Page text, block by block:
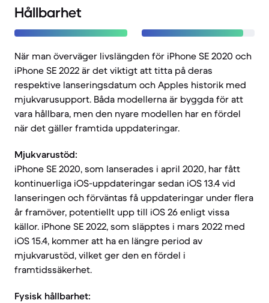
Hållbarhet
När man överväger livslängden för iPhone SE 2020 och
iPhone SE 2022 är det viktigt att titta på deras
respektive lanseringsdatum och Apples historik med
mjukvarusupport. Båda modellerna är byggda för att
vara hållbara, men den nyare modellen har en fördel
när det gäller framtida uppdateringar.
Mjukvarustöd:
iPhone SE 2020, som lanserades i april 2020, har fått
kontinuerliga iOS-uppdateringar sedan iOS 13.4 vid
lanseringen och förväntas få uppdateringar under flera
år framöver, potentiellt upp till iOS 26 enligt vissa
källor. iPhone SE 2022, som släpptes i mars 2022 med
iOS 15.4, kommer att ha en längre period av
mjukvarustöd, vilket ger den en fördel i
framtidssäkerhet.
Fysisk hållbarhet: